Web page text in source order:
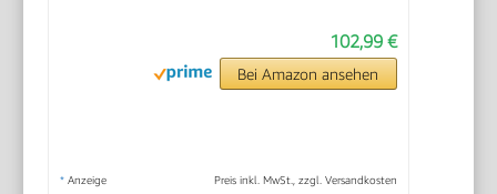
102,99 €
Bei Amazon ansehen
* Anzeige Preis inkl. MwSt., zzgl. Versandkosten